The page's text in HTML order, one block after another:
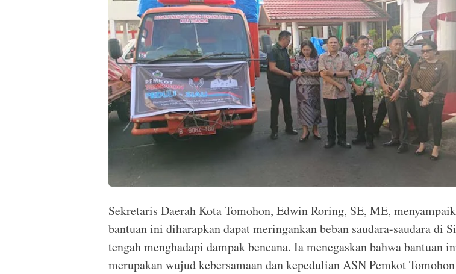
Sekretaris Daerah Kota Tomohon, Edwin Roring, SE, ME,
bantuan ini diharapkan dapat meringankan beban saudara-saudara di
tengah menghadapi dampak bencana. Ia menegaskan bahwa bantuan
merupakan wujud kebersamaan dan kepedulian ASN Pemkot